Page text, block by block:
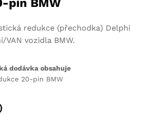
pin BMW
redukce (přechodka) Delphi
vozidla BMW.
dodávka obsahuje
20-pin BMW